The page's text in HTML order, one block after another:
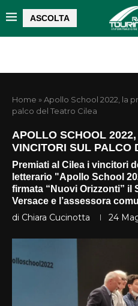
ASCOLTA
Home »Apollo School 2022, la
palco del Teatro Cilea
APOLLO SCHOOL
VINCITORI SUL PALCO
Premiati al Cilea i vincitori
letterario "Apollo School
firmata “Nuovi Orizzonti” il
Versace e l’assessora
di Chiara Cucinotta 24